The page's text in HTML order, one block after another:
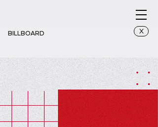
BILLBOARD X
Ver_BB Cihampelas 4x6m